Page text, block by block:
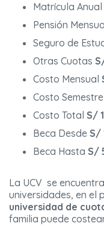
Matrícula Anual
Pensión Mensual
Seguro de
Otras Cuotas
Costo Mensual
Costo Semestre
Costo Total S/
Beca Desde S/
Beca Hasta S/
La UCV se
universidades, en el
universidad de
familia puede